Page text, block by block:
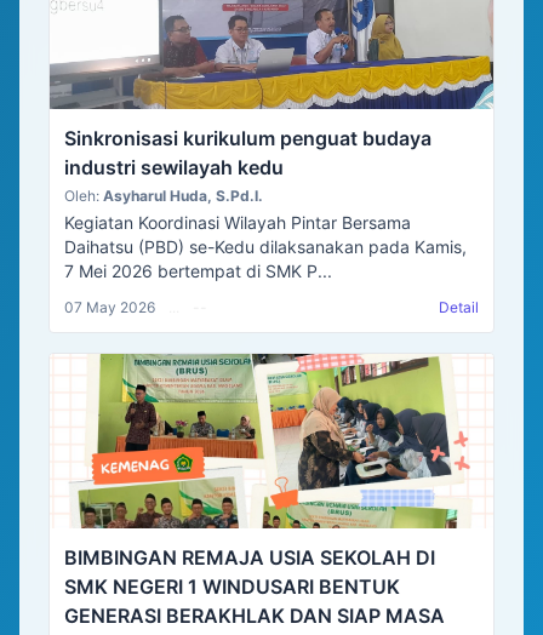
Sinkronisasi kurikulum penguat budaya
industri sewilayah kedu
Oleh: Asyharul Huda, S.Pd.I.
Kegiatan Koordinasi Wilayah Pintar Bersama
Daihatsu (PBD) se-Kedu dilaksanakan pada Kamis,
7 Mei 2026 bertempat di SMK P...
07 May 2026 Detail
BIMBINGAN REMAJA USIA SEKOLAH DI
SMK NEGERI 1 WINDUSARI BENTUK
GENERASI BERAKHLAK DAN SIAP MASA